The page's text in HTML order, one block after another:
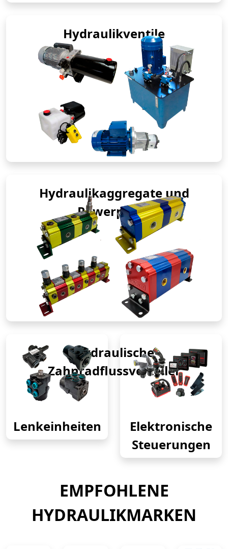
Hydraulikventile
Hydraulikaggregate und
Powerpacks
Hydraulische
Zahnradflussverteiler
Lenkeinheiten
Elektronische
Steuerungen
EMPFOHLENE
HYDRAULIKMARKEN